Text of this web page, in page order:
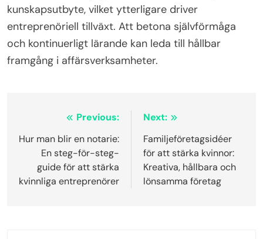
kunskapsutbyte, vilket ytterligare driver
entreprenöriell tillväxt. Att betona självförmåga
och kontinuerligt lärande kan leda till hållbar
framgång i affärsverksamheter.
navigation
Previous:
Hur man blir en notarie:
En steg-för-steg-
guide för att stärka
kvinnliga entreprenörer
Next:
Familjeföretagsidéer
för att stärka kvinnor:
Kreativa, hållbara och
lönsamma företag